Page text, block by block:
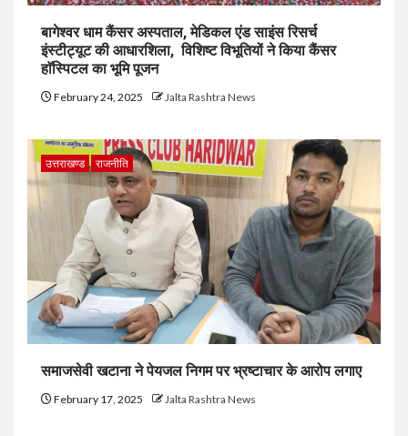
बागेश्वर धाम कैंसर अस्पताल, मेडिकल एंड साइंस रिसर्च
इंस्टीट्यूट की आधारशिला, विशिष्ट विभूतियों ने किया कैंसर
हाॅस्पिटल का भूमि पूजन
February 24, 2025 Jalta Rashtra News
उत्तराखण्ड राजनीति
समाजसेवी खटाना ने पेयजल निगम पर भ्रष्टाचार के आरोप लगाए
February 17, 2025 Jalta Rashtra News